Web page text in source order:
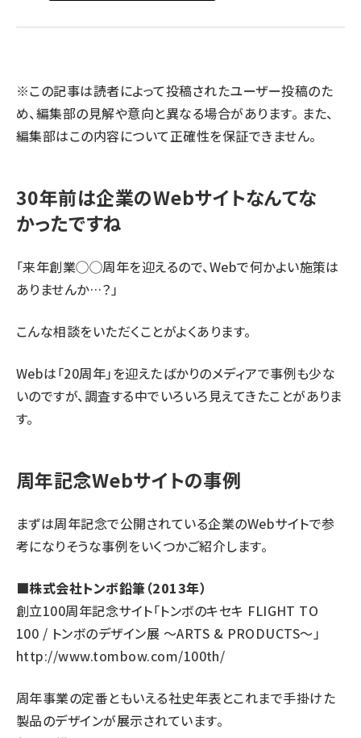
※この記事は読者によって投稿されたユーザー投稿のた
め、編集部の見解や意向と異なる場合があります。 また、
編集部はこの内容について正確性を保証できません。
30年前は企業のWebサイトなんてな
かったですね
「来年創業◯◯周年を迎えるので、Webで何かよい施策は
ありませんか…？」
こんな相談をいただくことがよくあります。
Webは「20周年」を迎えたばかりのメディアで事例も少な
いのですが、調査する中でいろいろ見えてきたことがありま
す。
周年記念Webサイトの事例
まずは周年記念で公開されている企業のWebサイトで参
考になりそうな事例をいくつかご紹介します。
■株式会社トンボ鉛筆（2013年）
創立100周年記念サイト「トンボのキセキ FLIGHT TO
100 / トンボのデザイン展 〜ARTS & PRODUCTS〜」
http://www.tombow.com/100th/
周年事業の定番ともいえる社史年表とこれまで手掛けた
製品のデザインが展示されています。